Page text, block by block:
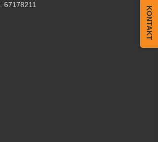
67178211
KONTAKT